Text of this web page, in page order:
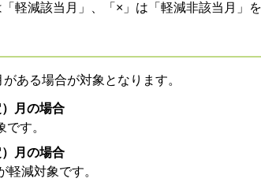
減該当月」、「×」は「軽減非該当月」を
ある場合が対象となります。
月の場合
す。
月の場合
軽減対象です。